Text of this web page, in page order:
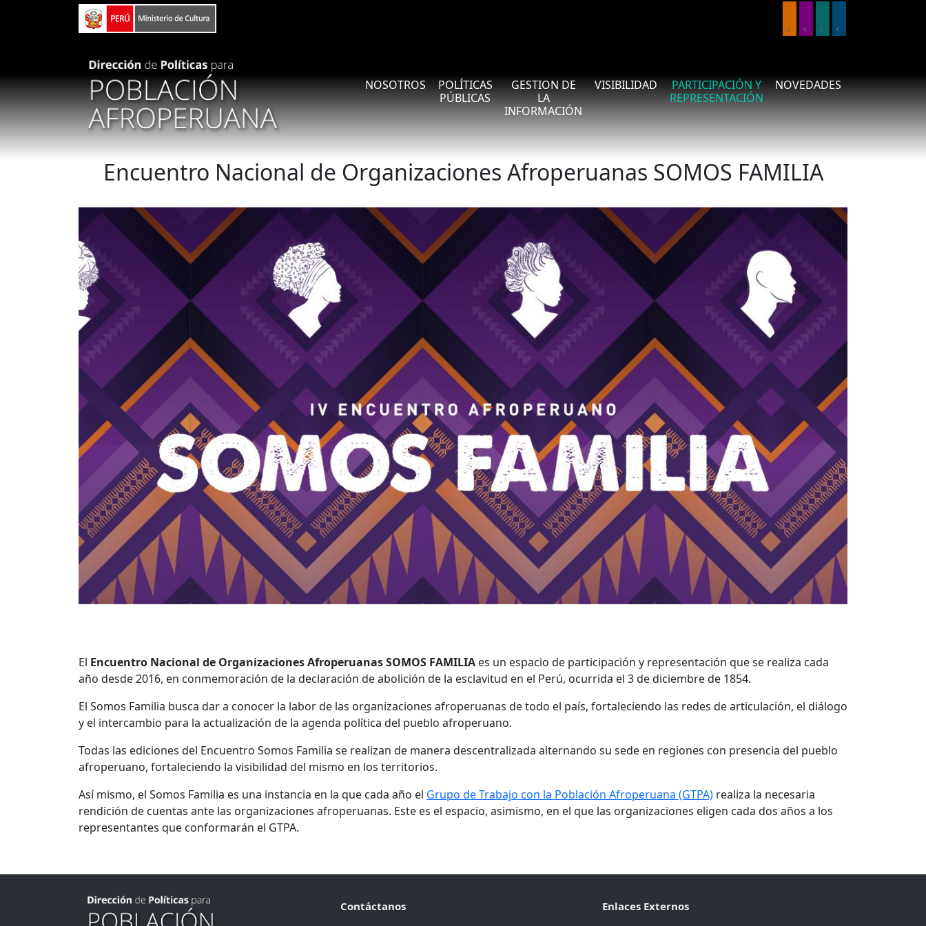
Pasar al contenido principal
Navegación principal
NOSOTROS
POLÍTICAS
PÚBLICAS
GESTION DE
LA
INFORMACIÓN
VISIBILIDAD
PARTICIPACIÓN Y
REPRESENTACIÓN
NOVEDADES
Encuentro Nacional de Organizaciones Afroperuanas SOMOS FAMILIA
El Encuentro Nacional de Organizaciones Afroperuanas SOMOS FAMILIA es un espacio de participación y representación que se realiza cada
año desde 2016, en conmemoración de la declaración de abolición de la esclavitud en el Perú, ocurrida el 3 de diciembre de 1854.
El Somos Familia busca dar a conocer la labor de las organizaciones afroperuanas de todo el país, fortaleciendo las redes de articulación, el diálogo
y el intercambio para la actualización de la agenda política del pueblo afroperuano.
Todas las ediciones del Encuentro Somos Familia se realizan de manera descentralizada alternando su sede en regiones con presencia del pueblo
afroperuano, fortaleciendo la visibilidad del mismo en los territorios.
Así mismo, el Somos Familia es una instancia en la que cada año el Grupo de Trabajo con la Población Afroperuana (GTPA) realiza la necesaria
rendición de cuentas ante las organizaciones afroperuanas. Este es el espacio, asimismo, en el que las organizaciones eligen cada dos años a los
representantes que conformarán el GTPA.
Contáctanos Enlaces Externos